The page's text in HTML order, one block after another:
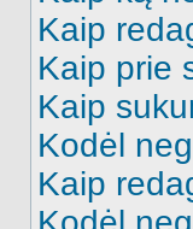
Kaip
Kaip prie
Kaip
Kodėl
Kaip